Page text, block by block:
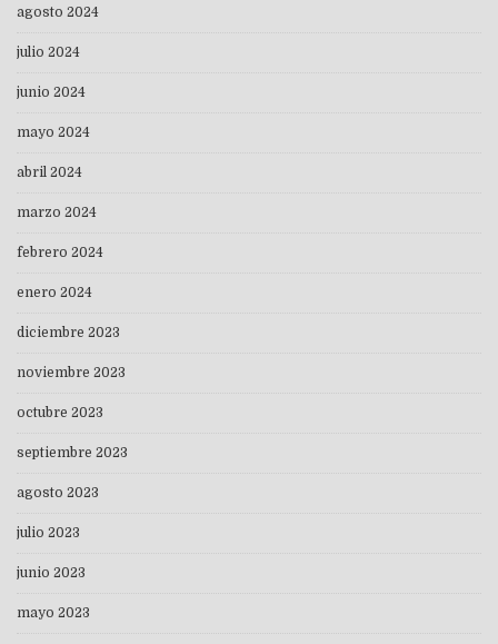
agosto 2024
julio 2024
junio 2024
mayo 2024
abril 2024
marzo 2024
febrero 2024
enero 2024
diciembre 2023
noviembre 2023
octubre 2023
septiembre 2023
agosto 2023
julio 2023
junio 2023
mayo 2023